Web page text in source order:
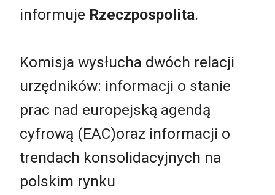
informuje Rzeczpospolita.
Komisja wysłucha dwóch relacji
urzędników: informacji o stanie
prac nad europejską agendą
cyfrową (EAC)oraz informacji o
trendach konsolidacyjnych na
polskim rynku